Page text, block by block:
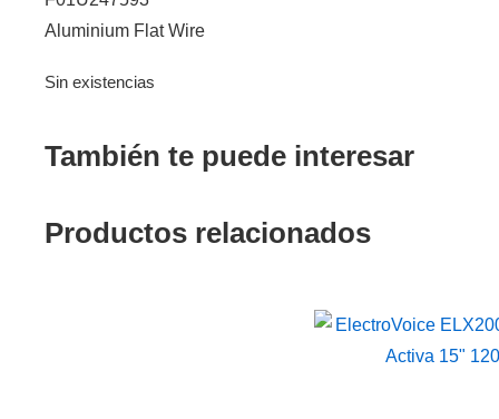
Aluminium Flat Wire
Sin existencias
También te puede interesar
Productos relacionados